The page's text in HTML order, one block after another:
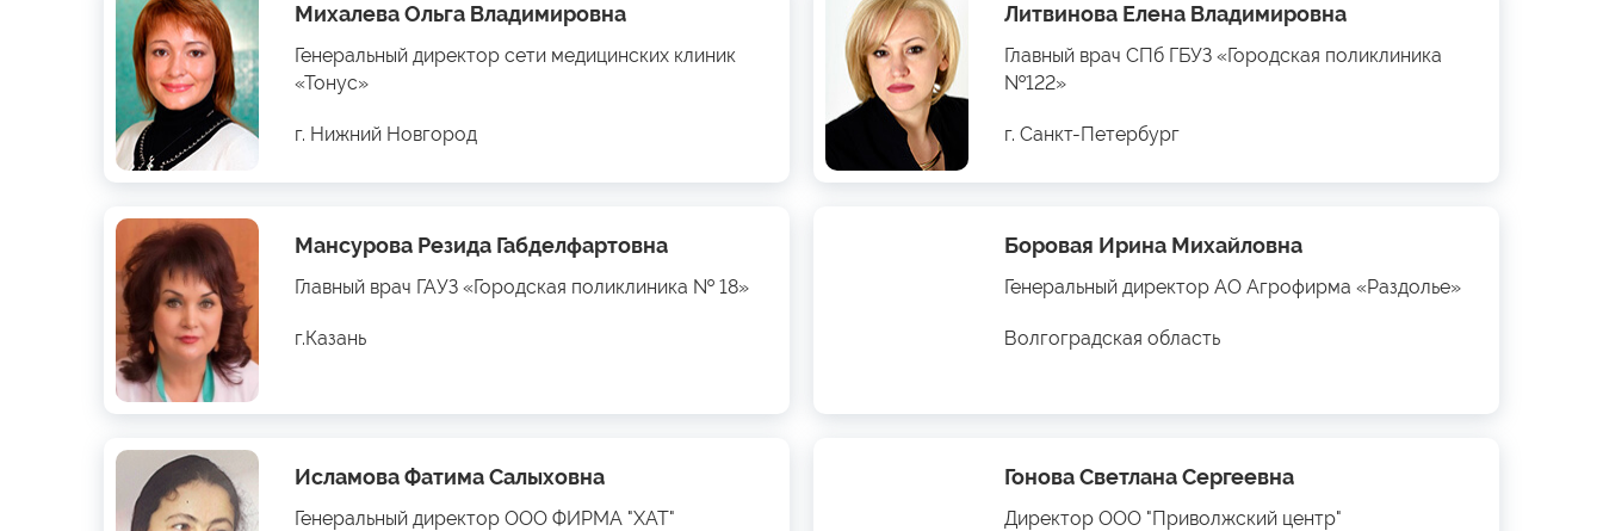
Михалева Ольга Владимировна
Генеральный директор сети медицинских клиник
«Тонус»
г. Нижний Новгород
Литвинова Елена Владимировна
Главный врач СПб ГБУЗ «Городская поликлиника
№122»
г. Санкт-Петербург
Мансурова Резида Габделфартовна
Главный врач ГАУЗ «Городская поликлиника № 18»
г.Казань
Боровая Ирина Михайловна
Генеральный директор АО Агрофирма «Раздолье»
Волгоградская область
Исламова Фатима Салыховна
Генеральный директор ООО ФИРМА "ХАТ"
Гонова Светлана Сергеевна
Директор ООО "Приволжский центр"